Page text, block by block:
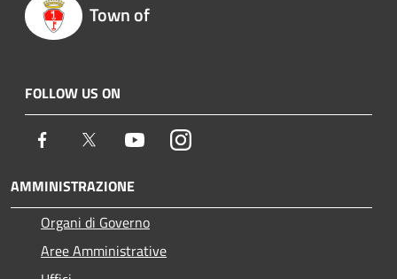
Town of
FOLLOW US ON
Facebook Twitter YoutubeInstagram
AMMINISTRAZIONE
Organi di Governo
Aree Amministrative